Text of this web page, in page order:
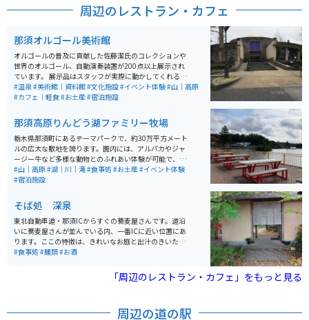
くの家族連れや観光客が訪れます。近くに市営の駐車場
を完備しています。
周辺のレストラン・カフェ
那須オルゴール美術館
オルゴールの普及に貢献した佐藤潔氏のコレクションや
世界のオルゴール、自動演奏装置が200点以上展示され
ています。 展示品はスタッフが実際に動かしてくれるの
で、音色と解説を楽しむことができます。 ショップでお
土産を購入したり、自作オルゴール教室やキットも販売
料は大人1,100円です。
#温泉 #美術館｜資料館#文化施設#イベント体験#山｜高原
#カフェ｜軽食#お土産#宿泊施設
那須高原りんどう湖ファミリー牧場
栃木県那須町にあるテーマパークで、約30万平方メート
ルの広大な敷地を誇ります。園内には、アルパカやジャ
ージー牛など多様な動物とのふれあい体験が可能で、エ
サやりや乗馬、乳搾り体験などが人気です。また、湖上
を滑空するジップライン「KAKKU」や観覧車「らんらん
れやグループで楽しめます。さらに、手作り体験やグラ
ンピング施設も充実しており、四季折々の自然を満喫で
きるスポットとして親しまれています。
#山｜高原#湖｜川｜滝#食事処 #お土産#イベント体験
#宿泊施設
そば処 深泉
東北自動車道・那須ICからすぐの蕎麦屋さんです。道沿
いに蕎麦屋さんが並んでいる内、一番ICに近い位置にあ
ります。ここの特徴は、きれいなお庭と出汁のきいた汁
が上品な味の蕎麦が堪能できます。 メニューはあまり多
が途切れることなく入ってきて、なかなかの人気です。
#食事処 #麺類#お酒
「周辺のレストラン・カフェ」をもっと見る
周辺の道の駅